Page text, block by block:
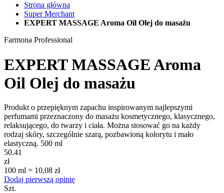
Strona główna
Super Merchant
EXPERT MASSAGE Aroma Oil Olej do masażu
Farmona Professional
EXPERT MASSAGE Aroma
Oil Olej do masażu
Produkt o przepięknym zapachu inspirowanym najlepszymi
perfumami przeznaczony do masażu kosmetycznego, klasycznego,
relaksującego, do twarzy i ciała. Można stosować go na każdy
rodzaj skóry, szczególnie szarą, pozbawioną kolorytu i mało
elastyczną. 500 ml
50.41
zł
100 ml = 10,08 zł
Dodaj pierwszą opinię
Szt.